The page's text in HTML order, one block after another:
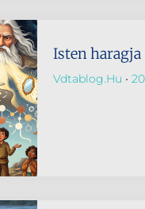
Isten haragja
Vdtablog.hu